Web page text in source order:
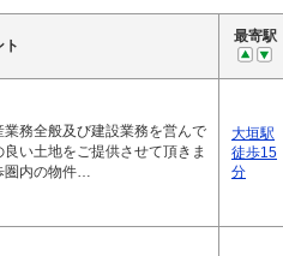
ト
最寄駅
務全般及び建設業務を営んで
い土地をご提供させて頂きま
圏内の物件…
大垣駅
徒歩15
分